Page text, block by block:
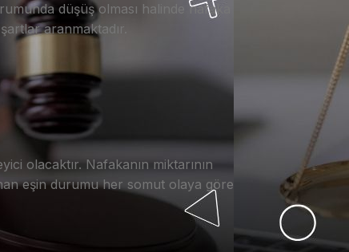
düşüş olması halinde nafaka
aranmaktadır.
olacaktır. Nafakanın miktarının
eşin durumu her somut olaya göre